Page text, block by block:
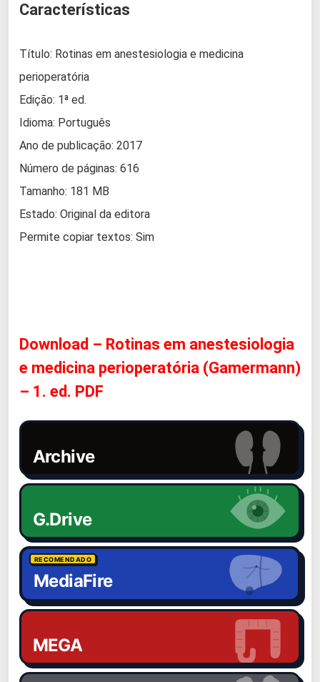
Características
Título: Rotinas em anestesiologia e medicina
perioperatória
Edição: 1ª ed.
Idioma: Português
Ano de publicação: 2017
Número de páginas: 616
Tamanho: 181 MB
Estado: Original da editora
Permite copiar textos: Sim
Download – Rotinas em anestesiologia
e medicina perioperatória (Gamermann)
– 1. ed. PDF
Archive
G.Drive
RECOMENDADO
MediaFire
MEGA